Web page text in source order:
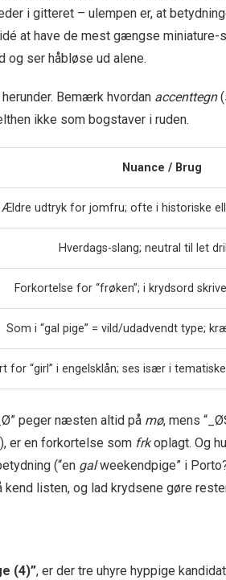
i gitteret – ulempen er, at
at have de mest gængse miniature-
og ser håbløse ud alene.
Bemærk hvordan accenttegn
ikke som bogstaver i ruden.
Nuance / Brug
Ældre udtryk for jomfru; ofte i historiske
Hverdags-slang; neutral til let
Forkortelse for “frøken”; i krydsord
Som i “gal pige” = vild/udadvendt type;
for “girl” i engelsklån; ses især i
peger næsten altid på mø, mens
er en forkortelse som frkoplagt. Og
(“en galweekendpige” i
listen, og lad krydsene gøre
(4)”, er der tre uhyre hyppige